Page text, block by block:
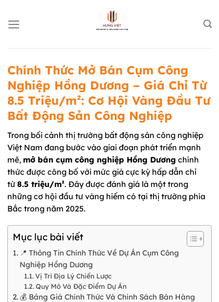
đến
nội
Chính Thức Mở Bán Cụm Công
Nghiệp Hồng Dương – Giá Chỉ Từ
8.5 Triệu/m²: Cơ Hội Vàng Đầu Tư
Bất Động Sản Công Nghiệp
Trong bối cảnh thị trường bất động sản công nghiệp
Việt Nam đang bước vào giai đoạn phát triển mạnh
mẽ, mở bán cụm công nghiệp Hồng Dương chính
thức được công bố với mức giá cực kỳ hấp dẫn chỉ
từ 8.5 triệu/m². Đây được đánh giá là một trong
những cơ hội đầu tư vàng hiếm có tại thị trường phía
Bắc trong năm 2025.
Mục lục bài viết
📍 Thông Tin Chính Thức Về Dự Án Cụm Công
Nghiệp Hồng Dương
Vị Trí Địa Lý Chiến Lược
Quy Mô Và Đặc Điểm Dự Án
💰 Bảng Giá Chính Thức Và Chính Sách Bán Hàng